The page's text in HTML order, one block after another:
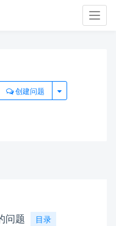
创建问题
问题 目录